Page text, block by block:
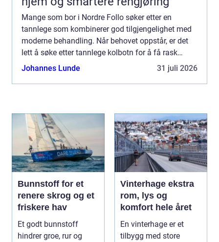
Mange som bor i Nordre Follo søker etter en
tannlege som kombinerer god tilgjengelighet med
moderne behandling. Når behovet oppstår, er det
lett å søke etter tannlege kolbotn for å få rask
oversikt. Valget ...
Johannes Lunde 31 juli 2026
Bunnstoff for et
renere skrog og et
friskere hav
Et godt bunnstoff
hindrer groe, rur og
Vinterhage ekstra
rom, lys og
komfort hele året
En vinterhage er et
tilbygg med store